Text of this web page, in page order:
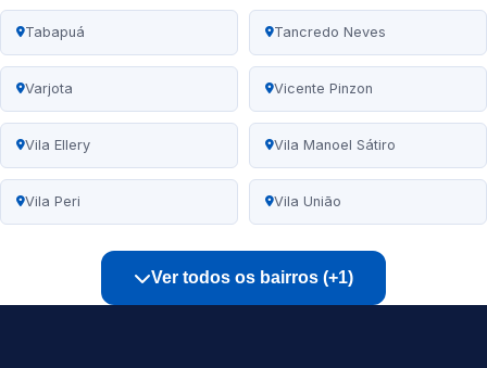
Tabapuá Tancredo Neves
Varjota Vicente Pinzon
Vila Ellery Vila Manoel Sátiro
Vila Peri Vila União
Ver todos os bairros (+1)